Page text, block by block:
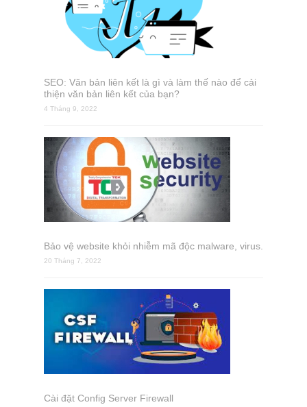
SEO: Văn bản liên kết là gì và làm thế nào để cải
thiện văn bản liên kết của bạn?
4 Tháng 9, 2022
Bảo vệ website khỏi nhiễm mã độc malware, virus.
20 Tháng 7, 2022
Cài đặt Config Server Firewall